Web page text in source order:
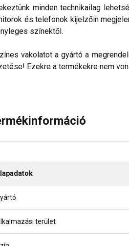
minden technikailag
és telefonok kijelzőin
színektől.
vakolatot a gyártó a
Ezekre a termékekre nem
terület